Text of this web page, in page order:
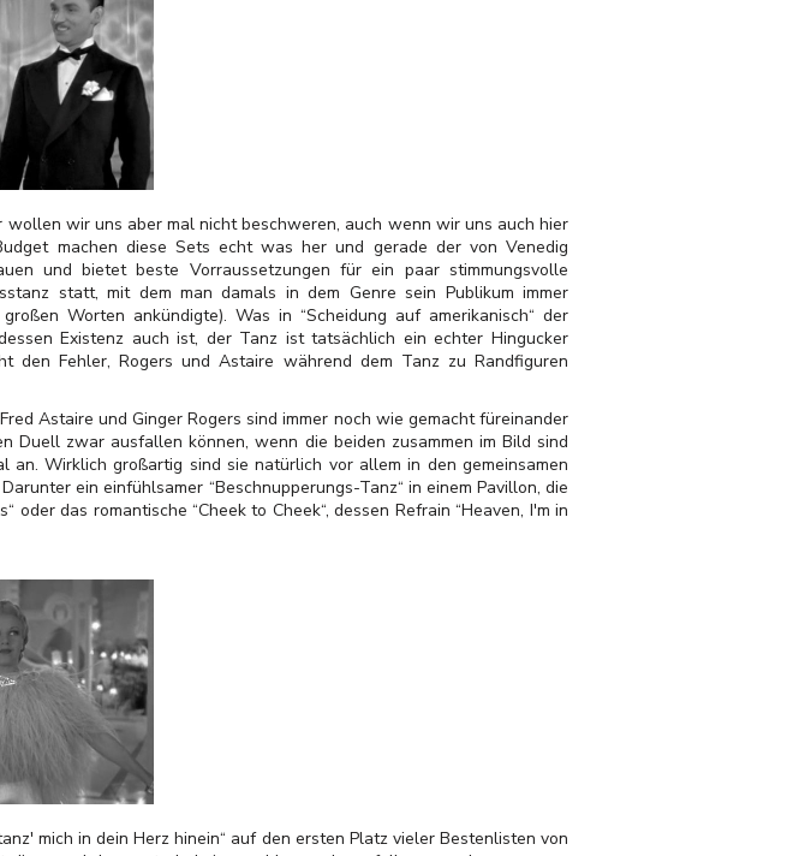
wir uns aber mal nicht beschweren, auch wenn wir uns auch hier
machen diese Sets echt was her und gerade der von Venedig
und bietet beste Vorraussetzungen für ein paar stimmungsvolle
statt, mit dem man damals in dem Genre sein Publikum immer
Worten ankündigte). Was in “Scheidung auf amerikanisch“ der
Existenz auch ist, der Tanz ist tatsächlich ein echter Hingucker
den Fehler, Rogers und Astaire während dem Tanz zu Randfiguren
Astaire und Ginger Rogers sind immer noch wie gemacht füreinander
Duell zwar ausfallen können, wenn die beiden zusammen im Bild sind
Wirklich großartig sind sie natürlich vor allem in den gemeinsamen
ein einfühlsamer “Beschnupperungs-Tanz“ in einem Pavillon, die
das romantische “Cheek to Cheek“, dessen Refrain “Heaven, I'm in
mich in dein Herz hinein“ auf den ersten Platz vieler Bestenlisten von